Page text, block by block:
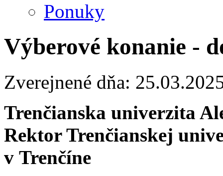
Ponuky
Výberové konanie -
Zverejnené dňa:
Trenčianska univerzita
Rektor Trenčianskej
v Trenčíne